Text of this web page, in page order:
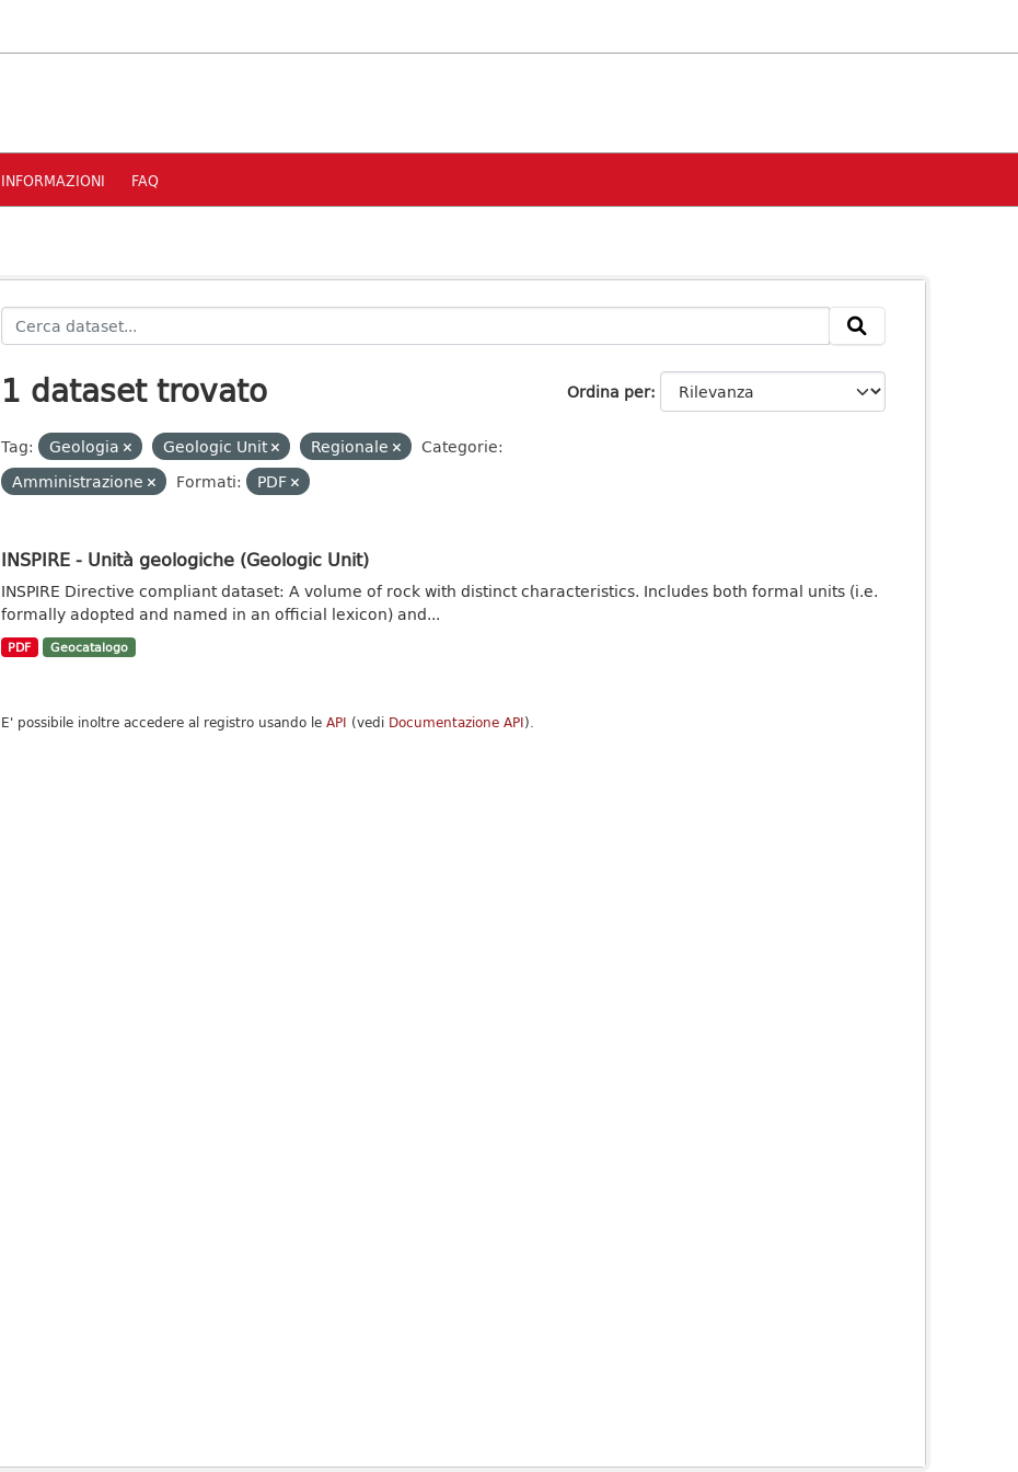
INFORMAZIONI FAQ
Ordina per
1 dataset trovato
Tag: Geologia Geologic Unit Regionale
Categorie:
Amministrazione
Formati: PDF
INSPIRE - Unità geologiche (Geologic Unit)
INSPIRE Directive compliant dataset: A volume of rock with distinct characteristics. Includes both formal units (i.e.
formally adopted and named in an official lexicon) and...
PDF Geocatalogo
E' possibile inoltre accedere al registro usando le API (vedi Documentazione API).